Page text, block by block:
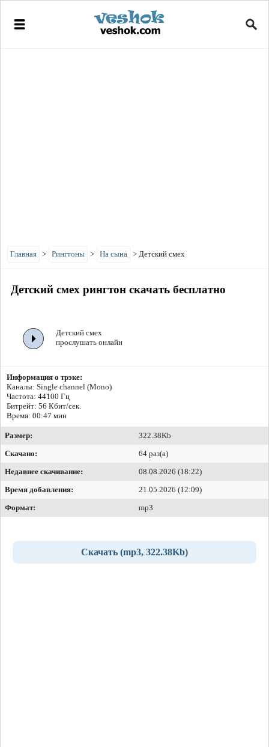
Главная > Рингтоны > На сына > Детский смех
Детский смех рингтон скачать бесплатно
Детский смех
прослушать онлайн
Информация о трэке:
Каналы: Single channel (Mono)
Частота: 44100 Гц
Битрейт: 56 Кбит/сек.
Время: 00:47 мин
Размер:
322.38Kb
Скачано:
64 раз(а)
Недавнее скачивание:
08.08.2026 (18:22)
Время добавления:
21.05.2026 (12:09)
Формат:
mp3
Скачать (mp3, 322.38Kb)